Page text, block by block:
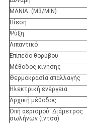
ΜΑΝΙΑ: (M3/MIN)
Πίεση
Ψύξη
Λιπαντικό
Επίπεδο θορύβου
Μέθοδος κίνησης
Θερμοκρασία απαλλαγής
Ηλεκτρική ενέργεια
Αρχική μέθοδος
Οπή αερισμού: Διάμετρος
σωλήνων (ίντσα)